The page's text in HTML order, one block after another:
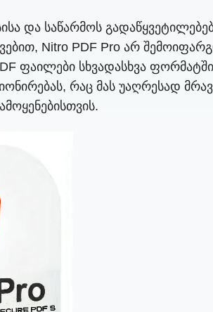
და საწარმოს
Nitro PDF Pro არ
ფაილები სხვადასხვა
რაც მას უაღრესად